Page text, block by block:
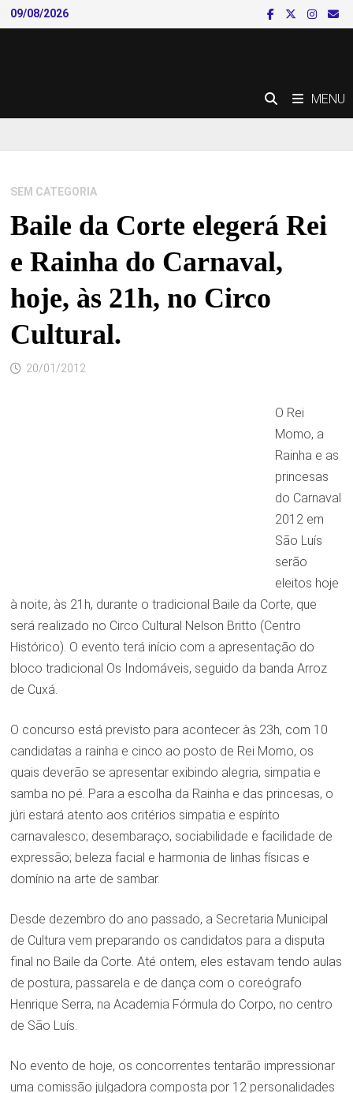
Skip
to
09/08/2026
MENU
SEM CATEGORIA
Baile da Corte elegerá Rei
e Rainha do Carnaval,
hoje, às 21h, no Circo
Cultural.
20/01/2012
O Rei
Momo, a
Rainha e as
princesas
do Carnaval
2012 em
São Luís
serão
eleitos hoje
à noite, às 21h, durante o tradicional Baile da Corte, que
será realizado no Circo Cultural Nelson Britto (Centro
Histórico). O evento terá início com a apresentação do
bloco tradicional Os Indomáveis, seguido da banda Arroz
de Cuxá.
O concurso está previsto para acontecer às 23h, com 10
candidatas a rainha e cinco ao posto de Rei Momo, os
quais deverão se apresentar exibindo alegria, simpatia e
samba no pé. Para a escolha da Rainha e das princesas, o
júri estará atento aos critérios simpatia e espírito
carnavalesco; desembaraço, sociabilidade e facilidade de
expressão; beleza facial e harmonia de linhas físicas e
domínio na arte de sambar.
Desde dezembro do ano passado, a Secretaria Municipal
de Cultura vem preparando os candidatos para a disputa
final no Baile da Corte. Até ontem, eles estavam tendo aulas
de postura, passarela e de dança com o coreógrafo
Henrique Serra, na Academia Fórmula do Corpo, no centro
de São Luís.
No evento de hoje, os concorrentes tentarão impressionar
uma comissão julgadora composta por 12 personalidades